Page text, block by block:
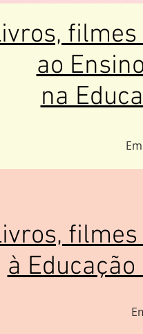
filmes
ao
na
à